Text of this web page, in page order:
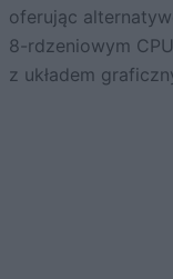
oferując
8-rdzeniowym
z układem